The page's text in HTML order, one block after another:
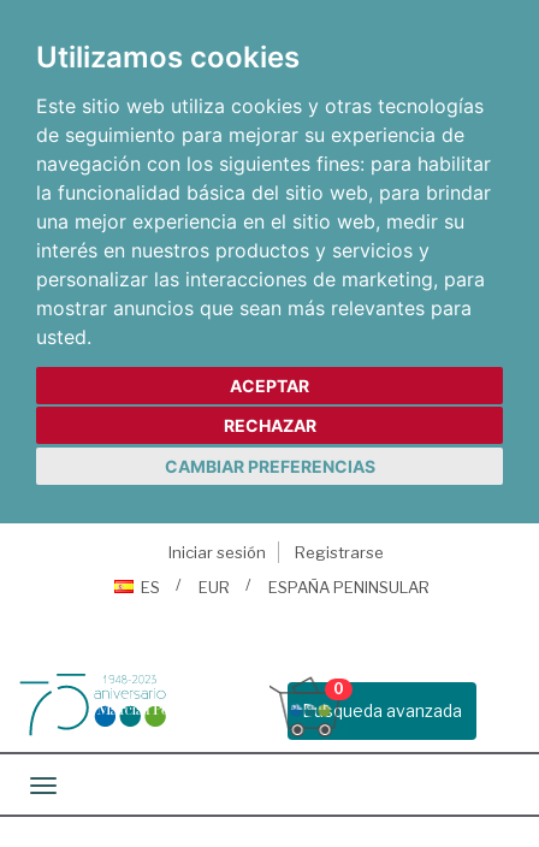
Utilizamos cookies
Este sitio web utiliza cookies y otras tecnologías
de seguimiento para mejorar su experiencia de
navegación con los siguientes fines: para habilitar
la funcionalidad básica del sitio web, para brindar
una mejor experiencia en el sitio web, medir su
interés en nuestros productos y servicios y
personalizar las interacciones de marketing, para
mostrar anuncios que sean más relevantes para
usted.
ACEPTAR
RECHAZAR
CAMBIAR PREFERENCIAS
Iniciar sesión
Registrarse
ES
EUR ESPAÑA PENINSULAR
Busqueda avanzada
0
Toggle navigation